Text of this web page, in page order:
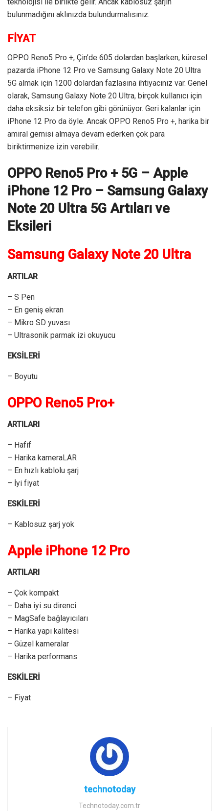
bulunmadığını aklınızda bulundurmalısınız.
FİYAT
OPPO Reno5 Pro +, Çin’de 605 dolardan başlarken, küresel
pazarda iPhone 12 Pro ve Samsung Galaxy Note 20 Ultra
5G almak için 1200 dolardan fazlasına ihtiyacınız var. Genel
olarak, Samsung Galaxy Note 20 Ultra, birçok kullanıcı için
daha eksiksiz bir telefon gibi görünüyor. Geri kalanlar için
iPhone 12 Pro da öyle. Ancak OPPO Reno5 Pro +, harika bir
amiral gemisi almaya devam ederken çok para
biriktirmenize izin verebilir.
OPPO Reno5 Pro + 5G – Apple
iPhone 12 Pro – Samsung Galaxy
Note 20 Ultra 5G Artıları ve
Eksileri
Samsung Galaxy Note 20 Ultra
ARTILAR
– S Pen
– En geniş ekran
– Mikro SD yuvası
– Ultrasonik parmak izi okuyucu
EKSİLERİ
– Boyutu
OPPO Reno5 Pro+
ARTILARI
– Hafif
– Harika kameraLAR
– En hızlı kablolu şarj
– İyi fiyat
ESKİLERİ
– Kablosuz şarj yok
Apple iPhone 12 Pro
ARTILARI
– Çok kompakt
– Daha iyi su direnci
– MagSafe bağlayıcıları
– Harika yapı kalitesi
– Güzel kameralar
– Harika performans
ESKİLERİ
– Fiyat
technotoday
Technotoday.com.tr